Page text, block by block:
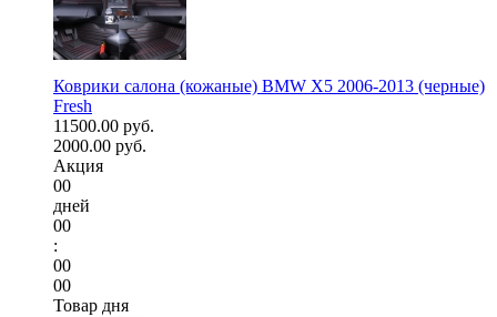
Коврики салона (кожаные) BMW X5 2006-2013 (черные)
Fresh
11500.00 руб.
2000.00 руб.
Акция
00
дней
00
:
00
00
Товар дня